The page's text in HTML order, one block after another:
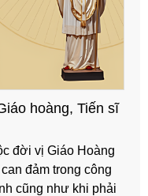
hoàng, Tiến sĩ
đời vị Giáo Hoàng
đảm trong công
cũng như khi phải